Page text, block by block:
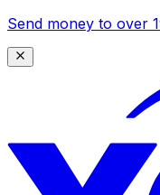
Send money to over